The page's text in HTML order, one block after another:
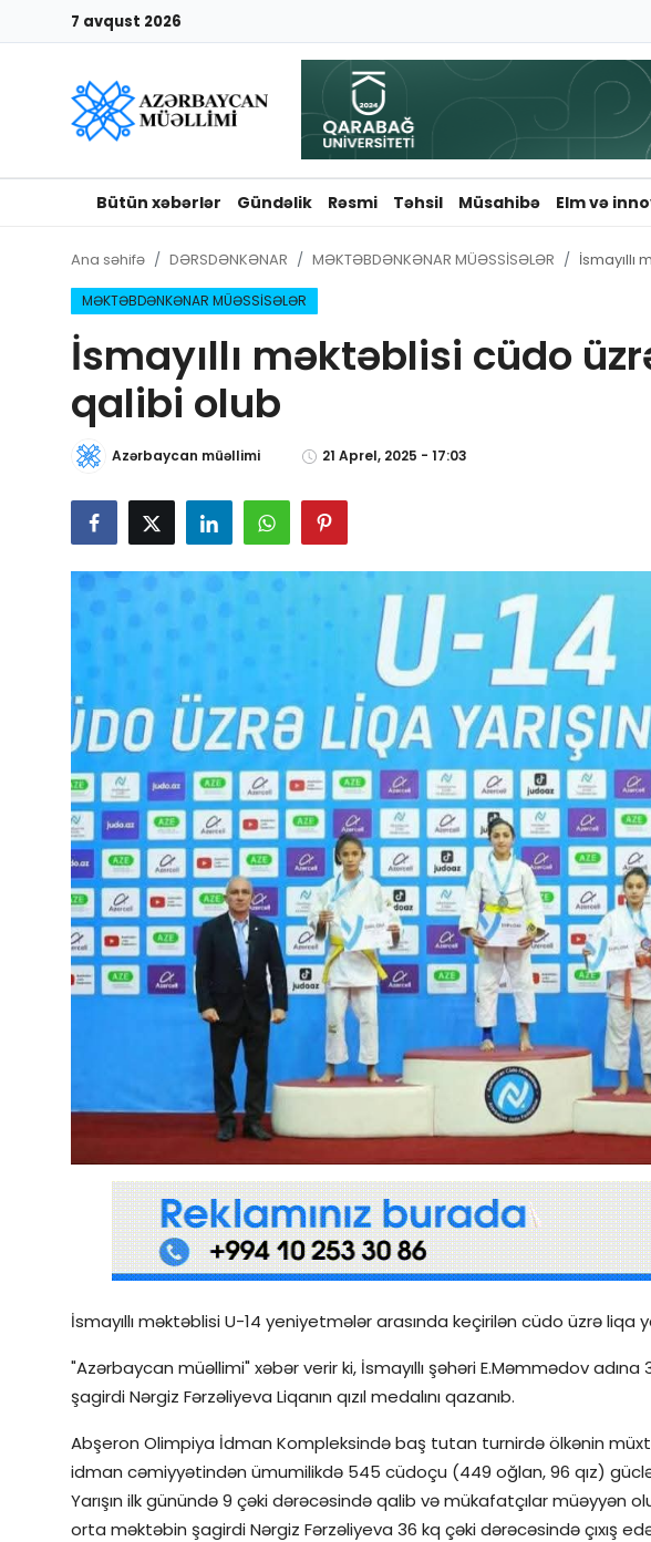
7 avqust 2026
Bütün xəbərlər Gündəlik Rəsmi Təhsil Müsahibə Elm və
Giriş
Qeydiyyat
Qəzetə elan ver
Haqqımızda
Reklam və elan
Biz kimik?
Bütün xəbərlər
Gündəlik
Elm və innovasiya
Reportaj
Pedaqogika
Regionlar
Qəzetin PDF arxivi
Dünya
Ana səhifə DƏRSDƏNKƏNAR MƏKTƏBDƏNKƏNAR MÜƏSSİSƏLƏR İsmayıllı
MƏKTƏBDƏNKƏNAR MÜƏSSİSƏLƏR
İsmayıllı məktəblisi cüdo
qalibi olub
Azərbaycan müəllimi 21 Aprel, 2025 - 17:03
İsmayıllı məktəblisi U-14 yeniyetmələr arasında keçirilən cüdo üzrə liqa
"Azərbaycan müəllimi" xəbər verir ki, İsmayıllı şəhəri E.Məmmədov
şagirdi Nərgiz Fərzəliyeva Liqanın qızıl medalını qazanıb.
Abşeron Olimpiya İdman Kompleksində baş tutan turnirdə ölkənin
idman cəmiyyətindən ümumilikdə 545 cüdoçu (449 oğlan, 96 qız)
Yarışın ilk günündə 9 çəki dərəcəsində qalib və mükafatçılar müəyyən
orta məktəbin şagirdi Nərgiz Fərzəliyeva 36 kq çəki dərəcəsində çıxış